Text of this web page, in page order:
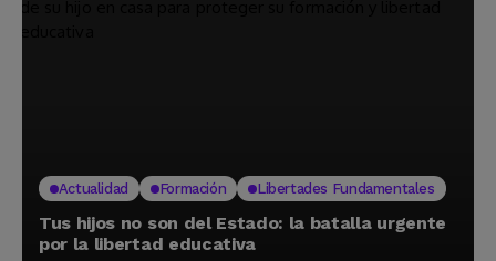
Actualidad Formación Libertades Fundamentales
Tus hijos no son del Estado: la batalla urgente
por la libertad educativa